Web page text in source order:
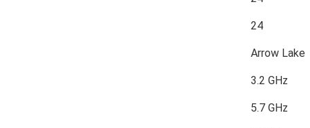
24
Arrow Lake
3.2 GHz
5.7 GHz